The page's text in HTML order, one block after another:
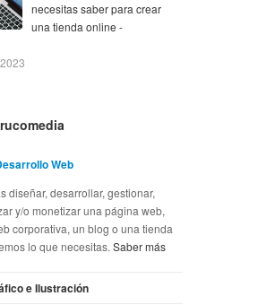
necesitas saber para crear
una tienda online -
Web
diseñar, desarrollar, gestionar,
y/o monetizar una página web,
corporativa, un blog o una tienda
lo que necesitas. Saber más
e Ilustración